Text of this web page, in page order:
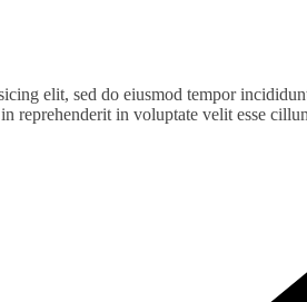
elit, sed do eiusmod tempor
reprehenderit in voluptate velit esse